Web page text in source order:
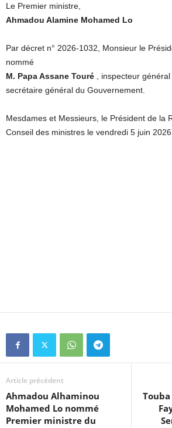
Le Premier ministre,
Ahmadou Alamine Mohamed Lo
Par décret n° 2026-1032, Monsieur le
nommé
M. Papa Assane Touré , inspecteur général
secrétaire général du Gouvernement.
Mesdames et Messieurs, le Président de la
Conseil des ministres le vendredi 5 juin 2026.
Article précédent
Ahmadou Alhaminou
Mohamed Lo nommé
Premier ministre du